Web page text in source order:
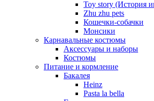
Toy story (История
Zhu zhu pets
Кошечки-собачки
Монсики
Карнавальные костюмы
Аксессуары и наборы
Костюмы
Питание и кормление
Бакалея
Heinz
Pasta la bella